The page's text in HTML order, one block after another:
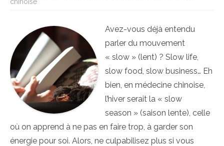
Avez-vous déjà entendu
parler du mouvement
« slow » (lent) ? Slow life,
slow food, slow business… Eh
bien, en médecine chinoise,
l’hiver serait la « slow
season » (saison lente), celle
où on apprend à ne pas en faire trop, à garder son
énergie pour soi. Alors, ne culpabilisez plus si vous